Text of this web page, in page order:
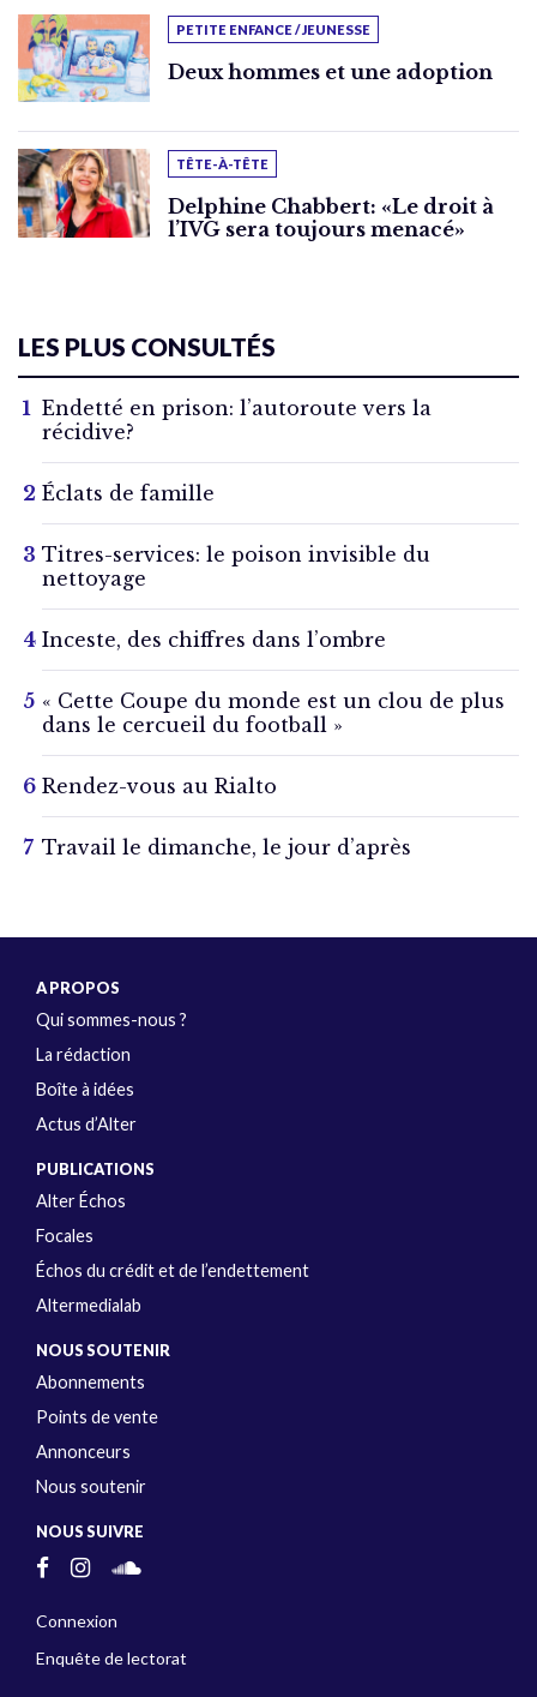
PETITE ENFANCE / JEUNESSE
Deux hommes et une adoption
TÊTE-À-TÊTE
Delphine Chabbert: «Le droit à
l’IVG sera toujours menacé»
LES PLUS CONSULTÉS
Endetté en prison: l’autoroute vers la
récidive?
Éclats de famille
Titres-services: le poison invisible du
nettoyage
Inceste, des chiffres dans l’ombre
« Cette Coupe du monde est un clou de plus
dans le cercueil du football »
Rendez-vous au Rialto
Travail le dimanche, le jour d’après
A PROPOS
Qui sommes-nous ?
La rédaction
Boîte à idées
Actus d’Alter
PUBLICATIONS
Alter Échos
Focales
Échos du crédit et de l’endettement
Altermedialab
NOUS SOUTENIR
Abonnements
Points de vente
Annonceurs
Nous soutenir
NOUS SUIVRE
Connexion
Enquête de lectorat